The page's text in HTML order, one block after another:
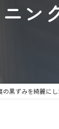
ン
の黒ずみを綺麗に